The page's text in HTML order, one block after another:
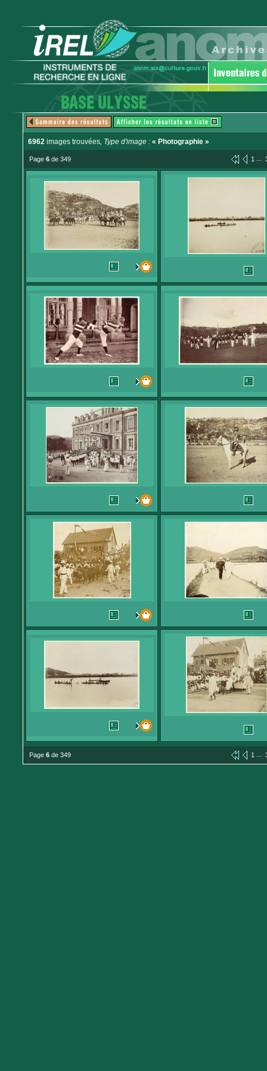
6962 images trouvées, Type d'image : « Photographie »
Page 6 de 349 1 ...
Page 6 de 349 1 ...